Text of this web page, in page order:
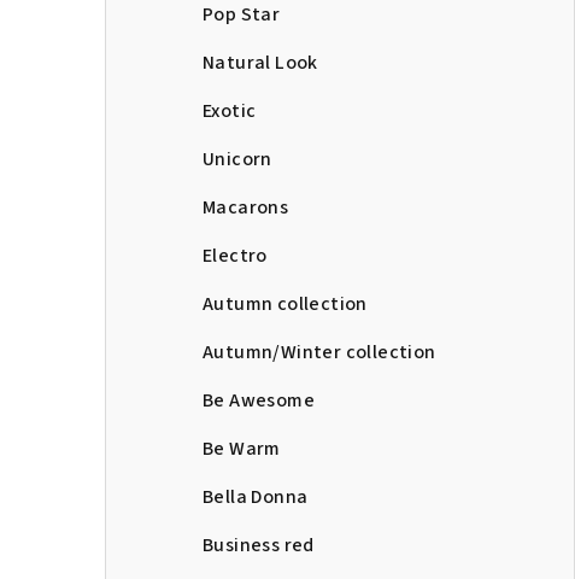
Pop Star
Natural Look
Exotic
Unicorn
Macarons
Electro
Autumn collection
Autumn/Winter collection
Be Awesome
Be Warm
Bella Donna
Business red